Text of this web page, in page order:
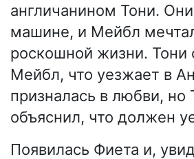
англичанином Тони.
машине, и Мейбл
роскошной жизни. Тони
Мейбл, что уезжает в
призналась в любви, но
объяснил, что должен
Появилась Фиета и,